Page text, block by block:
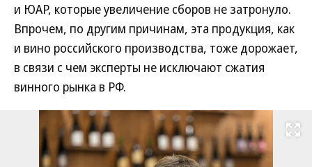
и ЮАР, которые увеличение сборов не затронуло.
Впрочем, по другим причинам, эта продукция, как
и вино российского производства, тоже дорожает,
в связи с чем эксперты не исключают сжатия
винного рынка в РФ.
Развернуть